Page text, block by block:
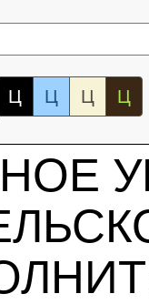
Ц Ц Ц Ц